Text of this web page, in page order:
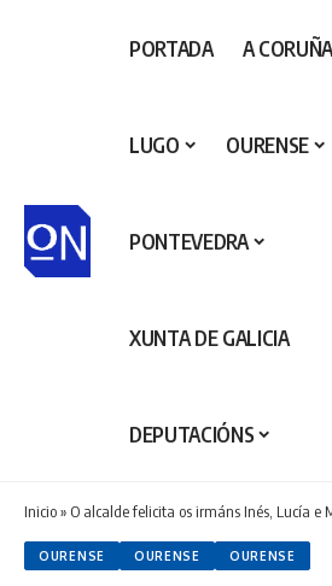
PORTADA A CORUÑA
LUGO OURENSE
PONTEVEDRA
XUNTA DE GALICIA
DEPUTACIÓNS
Inicio» O alcalde felicita os irmáns Inés, Lucía e Martín Sotelo Míguez
OURENSE OURENSE OURENSE